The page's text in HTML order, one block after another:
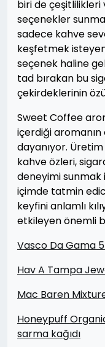
biri de çeşitlilikleri
seçenekler
sadece kahve
keşfetmek
seçenek haline
tad bırakan bu
çekirdeklerinin
Sweet Coffee
içerdiği aromanın
dayanıyor.
kahve özleri,
deneyimi sunmak
içimde tatmin
keyfini anlamlı
etkileyen önemli
Vasco Da Gama
Hav A Tampa
Mac Baren
Honeypuff
sarma kağıdı